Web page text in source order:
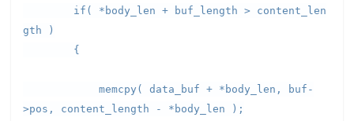
if( *body_len + buf_length > content_len
gth )
{
memcpy( data_buf + *body_len, buf-
>pos, content_length - *body_len );